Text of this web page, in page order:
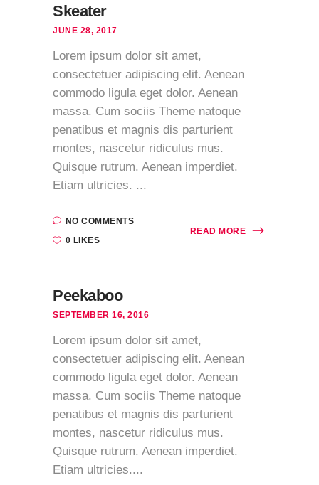
Skeater
JUNE 28, 2017
Lorem ipsum dolor sit amet,
consectetuer adipiscing elit. Aenean
commodo ligula eget dolor. Aenean
massa. Cum sociis Theme natoque
penatibus et magnis dis parturient
montes, nascetur ridiculus mus.
Quisque rutrum. Aenean imperdiet.
Etiam ultricies. ...
NO COMMENTS
0 LIKES
READ MORE
Peekaboo
SEPTEMBER 16, 2016
Lorem ipsum dolor sit amet,
consectetuer adipiscing elit. Aenean
commodo ligula eget dolor. Aenean
massa. Cum sociis Theme natoque
penatibus et magnis dis parturient
montes, nascetur ridiculus mus.
Quisque rutrum. Aenean imperdiet.
Etiam ultricies....